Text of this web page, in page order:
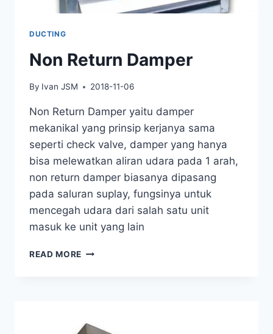
DUCTING
Non Return Damper
By Ivan JSM 2018-11-06
Non Return Damper yaitu damper
mekanikal yang prinsip kerjanya sama
seperti check valve, damper yang hanya
bisa melewatkan aliran udara pada 1 arah,
non return damper biasanya dipasang
pada saluran suplay, fungsinya untuk
mencegah udara dari salah satu unit
masuk ke unit yang lain
READ MORE